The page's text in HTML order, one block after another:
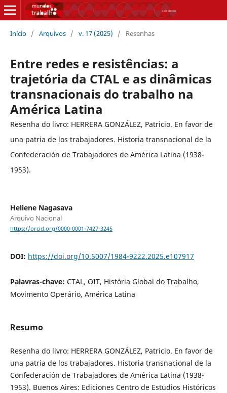
Início / Arquivos / v. 17 (2025) / Resenhas
Entre redes e resistências: a
trajetória da CTAL e as dinâmicas
transnacionais do trabalho na
América Latina
Resenha do livro: HERRERA GONZÁLEZ, Patricio. En favor de
una patria de los trabajadores. Historia transnacional de la
Confederación de Trabajadores de América Latina (1938-
1953).
Heliene Nagasava
Arquivo Nacional
https://orcid.org/0000-0001-7427-3245
DOI: https://doi.org/10.5007/1984-9222.2025.e107917
Palavras-chave: CTAL, OIT, História Global do Trabalho,
Movimento Operário, América Latina
Resumo
Resenha do livro: HERRERA GONZÁLEZ, Patricio. En favor de
una patria de los trabajadores. Historia transnacional de la
Confederación de Trabajadores de América Latina (1938-
1953). Buenos Aires: Ediciones Centro de Estudios Históricos